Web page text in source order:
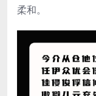
柔和。